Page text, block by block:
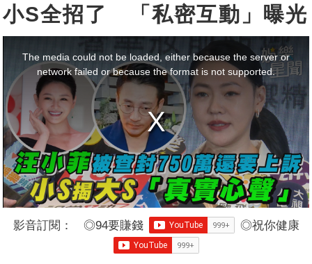
小S全招了 「私密互動」曝光
window.
The media could not be loaded, either because the server or
network failed or because the format is not supported.
影音訂閱： ◎94要賺錢 ◎祝你健康